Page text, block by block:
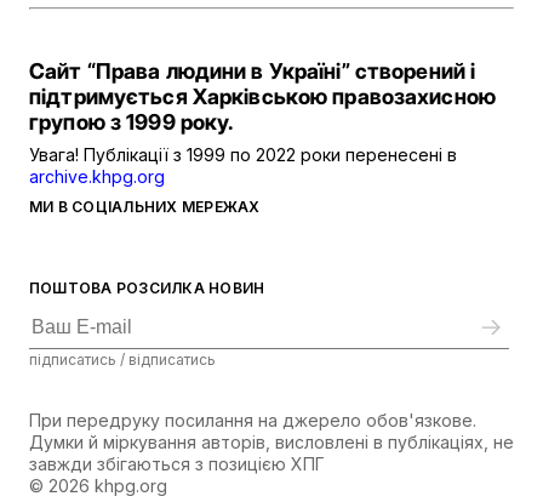
ПОШТОВА РОЗСИЛКА НОВИН
підписатись / відписатись
МИ В СОЦІАЛЬНИХ МЕРЕЖАХ
Сайт “Права людини в Україні” створений і
підтримується Харківською правозахисною
групою з 1999 року.
Увага! Публікації з 1999 по 2022 роки перенесені в
archive.khpg.org
При передруку посилання на джерело обов'язкове.
Думки й міркування авторів, висловлені в публікаціях, не
завжди збігаються з позицією ХПГ
© 2026 khpg.org